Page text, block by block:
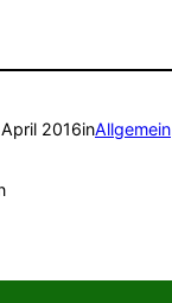
2016inAllgemein